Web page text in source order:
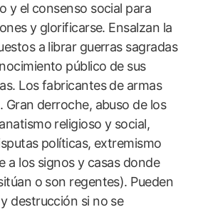
y el consenso social para
y glorificarse. Ensalzan la
a librar guerras sagradas
público de sus
Los fabricantes de armas
Gran derroche, abuso de los
religioso y social,
políticas, extremismo
a los signos y casas donde
o son regentes). Pueden
destrucción si no se